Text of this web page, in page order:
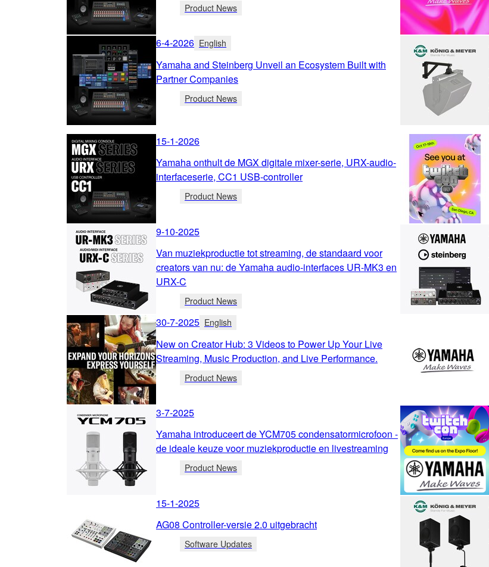
Product News
6-4-2026 English
Yamaha and Steinberg Unveil an Ecosystem Built with
Partner Companies
Product News
15-1-2026
Yamaha onthult de MGX digitale mixer-serie, URX-audio-
interfaceserie, CC1 USB-controller
Product News
9-10-2025
Van muziekproductie tot streaming, de standaard voor
creators van nu: de Yamaha audio-interfaces UR-MK3 en
URX-C
Product News
30-7-2025 English
New on Creator Hub: 3 Videos to Power Up Your Live
Streaming, Music Production, and Live Performance.
Product News
3-7-2025
Yamaha introduceert de YCM705 condensatormicrofoon -
de ideale keuze voor muziekproductie en livestreaming
Product News
15-1-2025
AG08 Controller-versie 2.0 uitgebracht
Software Updates